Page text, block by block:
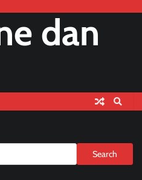
dan
Search